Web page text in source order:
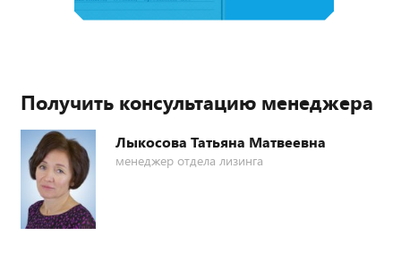
Получить консультацию менеджера
Лыкосова Татьяна Матвеевна
менеджер отдела лизинга